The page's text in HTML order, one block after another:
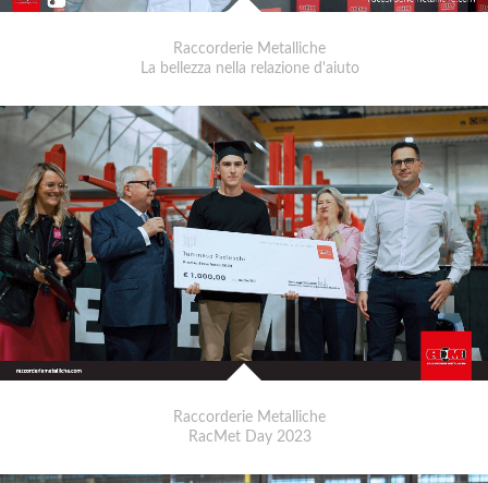
Raccorderie Metalliche
La bellezza nella relazione d'aiuto
Raccorderie Metalliche
RacMet Day 2023